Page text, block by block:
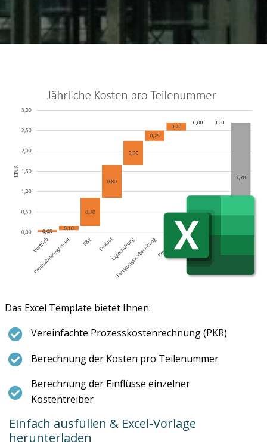
Das Excel Template bietet Ihnen:
Vereinfachte Prozesskostenrechnung (PKR)
Berechnung der Kosten pro Teilenummer
Berechnung der Einflüsse einzelner
Kostentreiber
Einfach ausfüllen & Excel-Vorlage
herunterladen